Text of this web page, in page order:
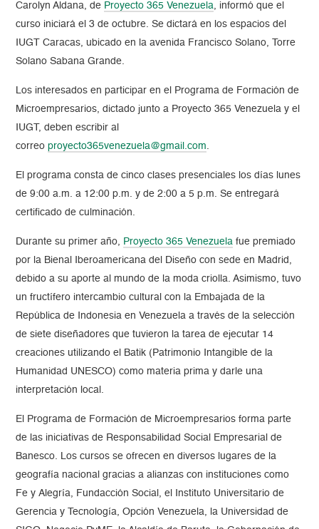
Carolyn Aldana, de Proyecto 365 Venezuela, informó que el
curso iniciará el 3 de octubre. Se dictará en los espacios del
IUGT Caracas, ubicado en la avenida Francisco Solano, Torre
Solano Sabana Grande.
Los interesados en participar en el Programa de Formación de
Microempresarios, dictado junto a Proyecto 365 Venezuela y el
IUGT, deben escribir al
correoproyecto365venezuela@gmail.com.
El programa consta de cinco clases presenciales los días lunes
de 9:00 a.m. a 12:00 p.m. y de 2:00 a 5 p.m. Se entregará
certificado de culminación.
Durante su primer año, Proyecto 365 Venezuela fue premiado
por la Bienal Iberoamericana del Diseño con sede en Madrid,
debido a su aporte al mundo de la moda criolla. Asimismo, tuvo
un fructífero intercambio cultural con la Embajada de la
República de Indonesia en Venezuela a través de la selección
de siete diseñadores que tuvieron la tarea de ejecutar 14
creaciones utilizando el Batik (Patrimonio Intangible de la
Humanidad UNESCO) como materia prima y darle una
interpretación local.
El Programa de Formación de Microempresarios forma parte
de las iniciativas de Responsabilidad Social Empresarial de
Banesco. Los cursos se ofrecen en diversos lugares de la
geografía nacional gracias a alianzas con instituciones como
Fe y Alegría, Fundacción Social, el Instituto Universitario de
Gerencia y Tecnología, Opción Venezuela, la Universidad de